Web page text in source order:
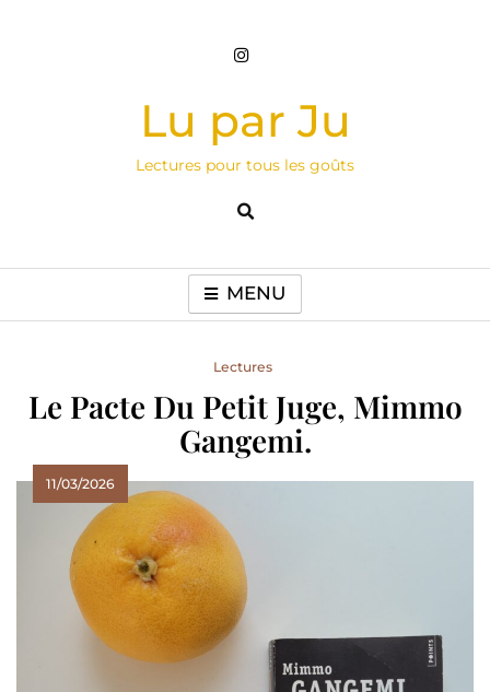
Lu par Ju
Lectures pour tous les goûts
MENU
Lectures
Le Pacte Du Petit Juge, Mimmo
Gangemi.
11/03/2026